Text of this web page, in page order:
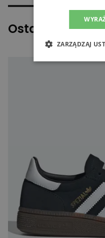
Ostatnio
ZARZĄDZAJ